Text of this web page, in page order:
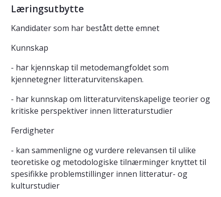
Læringsutbytte
Kandidater som har bestått dette emnet
Kunnskap
- har kjennskap til metodemangfoldet som
kjennetegner litteraturvitenskapen.
- har kunnskap om litteraturvitenskapelige teorier og
kritiske perspektiver innen litteraturstudier
Ferdigheter
- kan sammenligne og vurdere relevansen til ulike
teoretiske og metodologiske tilnærminger knyttet til
spesifikke problemstillinger innen litteratur- og
kulturstudier